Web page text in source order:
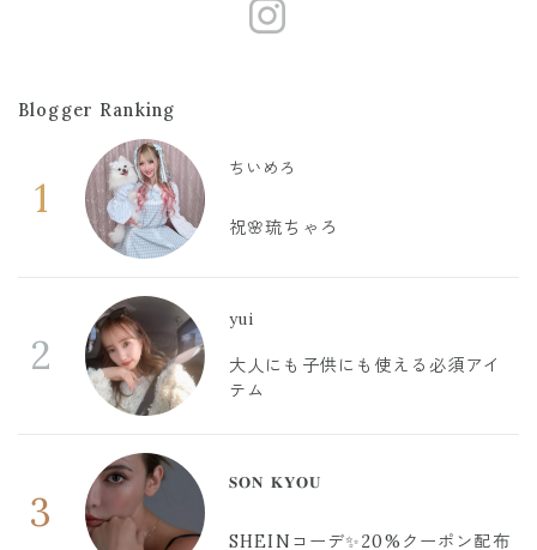
Blogger Ranking
1
ちいめろ
祝🌸琉ちゃろ
2
yui
大人にも子供にも使える必須アイ
テム
3
𝐒𝐎𝐍 𝐊𝐘𝐎𝐔
SHEINコーデ✨20%クーポン配布